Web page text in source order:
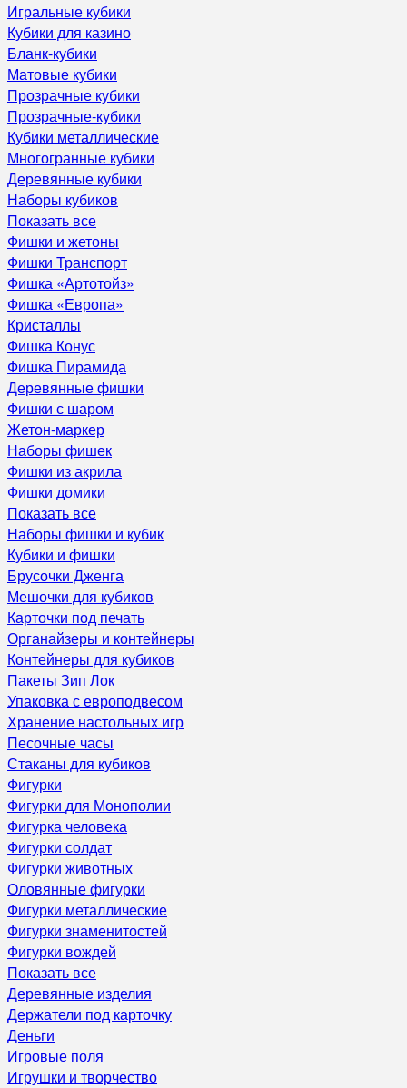
Игральные кубики
Кубики для казино
Бланк-кубики
Матовые кубики
Прозрачные кубики
Прозрачные-кубики
Кубики металлические
Многогранные кубики
Деревянные кубики
Наборы кубиков
Показать все
Фишки и жетоны
Фишки Транспорт
Фишка «Артотойз»
Фишка «Европа»
Кристаллы
Фишка Конус
Фишка Пирамида
Деревянные фишки
Фишки с шаром
Жетон-маркер
Наборы фишек
Фишки из акрила
Фишки домики
Показать все
Наборы фишки и кубик
Кубики и фишки
Брусочки Дженга
Мешочки для кубиков
Карточки под печать
Органайзеры и контейнеры
Контейнеры для кубиков
Пакеты Зип Лок
Упаковка с европодвесом
Хранение настольных игр
Песочные часы
Стаканы для кубиков
Фигурки
Фигурки для Монополии
Фигурка человека
Фигурки солдат
Фигурки животных
Оловянные фигурки
Фигурки металлические
Фигурки знаменитостей
Фигурки вождей
Показать все
Деревянные изделия
Держатели под карточку
Деньги
Игровые поля
Игрушки и творчество